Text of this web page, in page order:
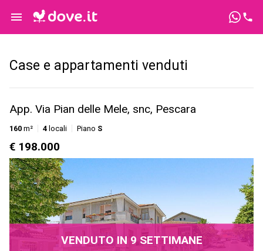
Case e appartamenti venduti
App. Via Pian delle Mele, snc, Pescara
160 m² 4 locali Piano S
€ 198.000
VENDUTO IN 9 SETTIMANE